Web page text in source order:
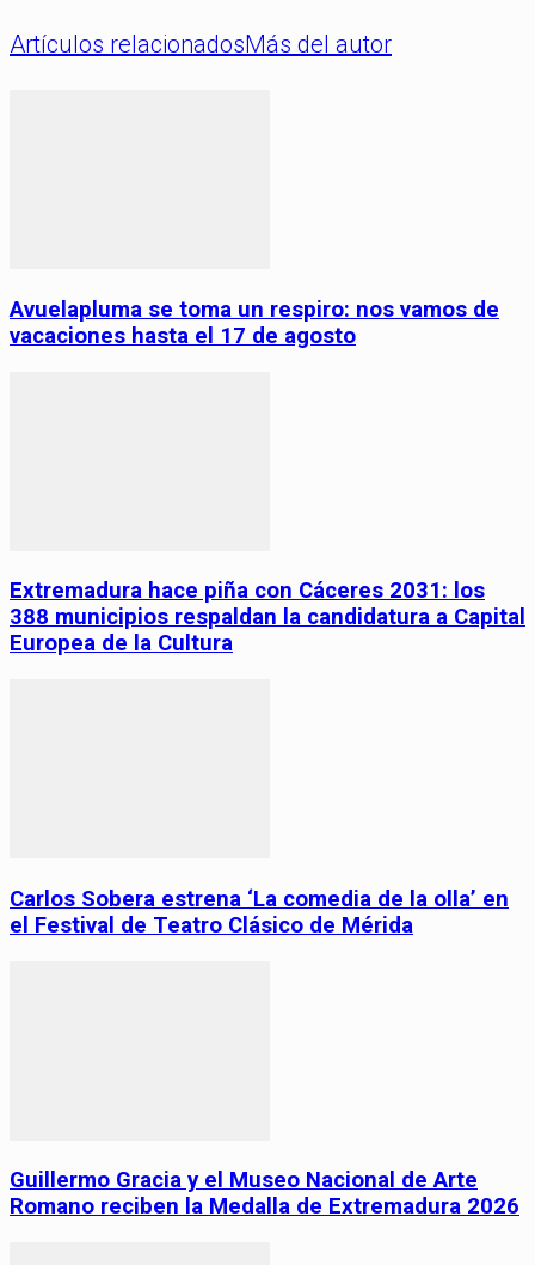
Artículos relacionadosMás del autor
Avuelapluma se toma un respiro: nos vamos de
vacaciones hasta el 17 de agosto
Extremadura hace piña con Cáceres 2031: los
388 municipios respaldan la candidatura a Capital
Europea de la Cultura
Carlos Sobera estrena ‘La comedia de la olla’ en
el Festival de Teatro Clásico de Mérida
Guillermo Gracia y el Museo Nacional de Arte
Romano reciben la Medalla de Extremadura 2026